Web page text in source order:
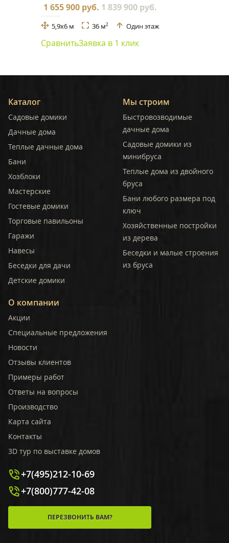
1 655 900 руб. 1 839 900 руб.
5,9x6 м 36 м2 Один этаж
СравнитьЗаявка в 1 клик
Каталог
Садовые домики
Дачные дома
Теплые дачные дома
Бани
Хозблоки
Мастерские
Гостевые домики
Торговые павильоны
Гаражи
Навесы
Беседки для дачи
Детские домики
Мы строим
Быстровозводимые
дачные дома
Садовые домики из
минибруса
Теплые дома из двойного
бруса
Бани любого размера под
ключ
Хозяйственные постройки
из дерева
Беседки и малые строения
из бруса
О компании
Акции
Специальные предложения
Новости
Отзывы клиентов
Примеры работ
Ответы на вопросы
Производство
Карта сайта
Контакты
3D тур по выставке домов
+7(495)212-10-69
+7(800)777-42-08
ПЕРЕЗВОНИТЬ ВАМ?